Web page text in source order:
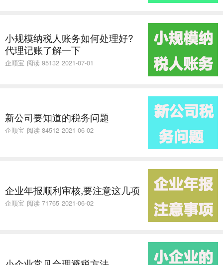
小规模纳税人账务如何处理好?
代理记账了解一下
企顺宝 阅读 95132 2021-07-01
新公司要知道的税务问题
企顺宝 阅读 84512 2021-06-02
企业年报顺利审核,要注意这几项
企顺宝 阅读 71765 2021-06-02